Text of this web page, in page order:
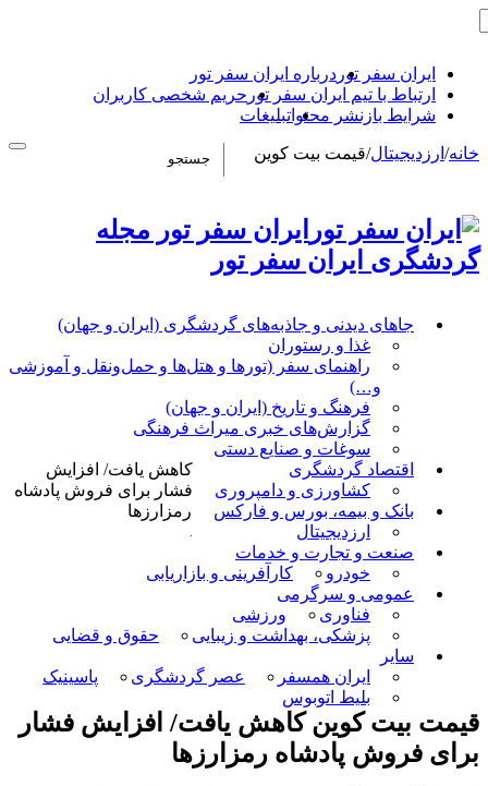
ایران سفر تور درباره ایران سفر تور
ارتباط با تیم ایران سفر تور حریم شخصی کاربران
شرایط بازنشر محتوا تبلیغات
ایران سفر تور مجله
گردشگری ایران سفر تور
جاهای دیدنی و جاذبه‌های گردشگری (ایران و جهان)
غذا و رستوران
راهنمای سفر (تورها و هتل‌ها و حمل‌و‌نقل و آموزشی
و…)
فرهنگ و تاریخ (ایران و جهان)
گزارش‌های خبری میراث فرهنگی
سوغات و صنایع دستی
اقتصاد گردشگری
کشاورزی و دامپروری
بانک و بیمه، بورس و فارکس
ارزدیجیتال
صنعت و تجارت و خدمات
خودرو
کارآفرینی و بازاریابی
عمومی و سرگرمی
فناوری
ورزشی
پزشکی، بهداشت و زیبایی
حقوق و قضایی
سایر
ایران همسفر
عصر گردشگری
پاسینیک
بلیط اتوبوس
خانه/ ارزدیجیتال/قیمت بیت کوین
کاهش یافت/ افزایش
فشار برای فروش پادشاه
رمزارزها
قیمت بیت کوین کاهش یافت/ افزایش فشار
برای فروش پادشاه رمزارزها